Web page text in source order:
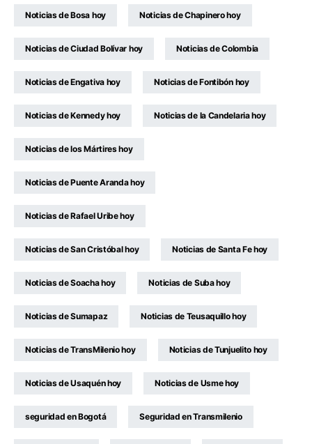
Noticias de Bosa hoy Noticias de Chapinero hoy
Noticias de Ciudad Bolívar hoy Noticias de Colombia
Noticias de Engativa hoy Noticias de Fontibón hoy
Noticias de Kennedy hoy Noticias de la Candelaria hoy
Noticias de los Mártires hoy
Noticias de Puente Aranda hoy
Noticias de Rafael Uribe hoy
Noticias de San Cristóbal hoy Noticias de Santa Fe hoy
Noticias de Soacha hoy Noticias de Suba hoy
Noticias de Sumapaz Noticias de Teusaquillo hoy
Noticias de TransMilenio hoy Noticias de Tunjuelito hoy
Noticias de Usaquén hoy Noticias de Usme hoy
seguridad en Bogotá Seguridad en Transmilenio